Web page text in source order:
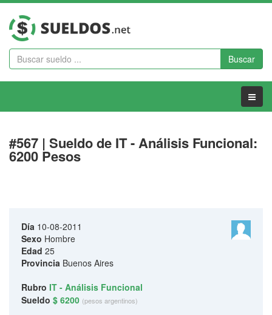
Buscar
Menu
#567 | Sueldo de IT - Análisis Funcional:
6200 Pesos
Día 10-08-2011
Sexo Hombre
Edad 25
Provincia Buenos Aires
Rubro IT - Análisis Funcional
Sueldo $ 6200 (pesos argentinos)